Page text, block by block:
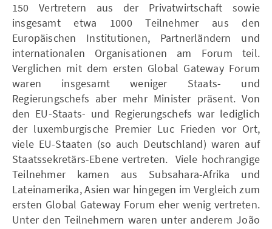
150 Vertretern aus der Privatwirtschaft sowie
insgesamt etwa 1000 Teilnehmer aus den
Europäischen Institutionen, Partnerländern und
internationalen Organisationen am Forum teil.
Verglichen mit dem ersten Global Gateway Forum
waren insgesamt weniger Staats- und
Regierungschefs aber mehr Minister präsent. Von
den EU-Staats- und Regierungschefs war lediglich
der luxemburgische Premier Luc Frieden vor Ort,
viele EU-Staaten (so auch Deutschland) waren auf
Staatssekretärs-Ebene vertreten. Viele hochrangige
Teilnehmer kamen aus Subsahara-Afrika und
Lateinamerika, Asien war hingegen im Vergleich zum
ersten Global Gateway Forum eher wenig vertreten.
Unter den Teilnehmern waren unter anderem João